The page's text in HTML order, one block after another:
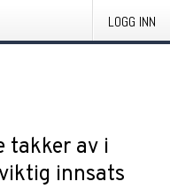
LOGG INN
takker av i
innsats